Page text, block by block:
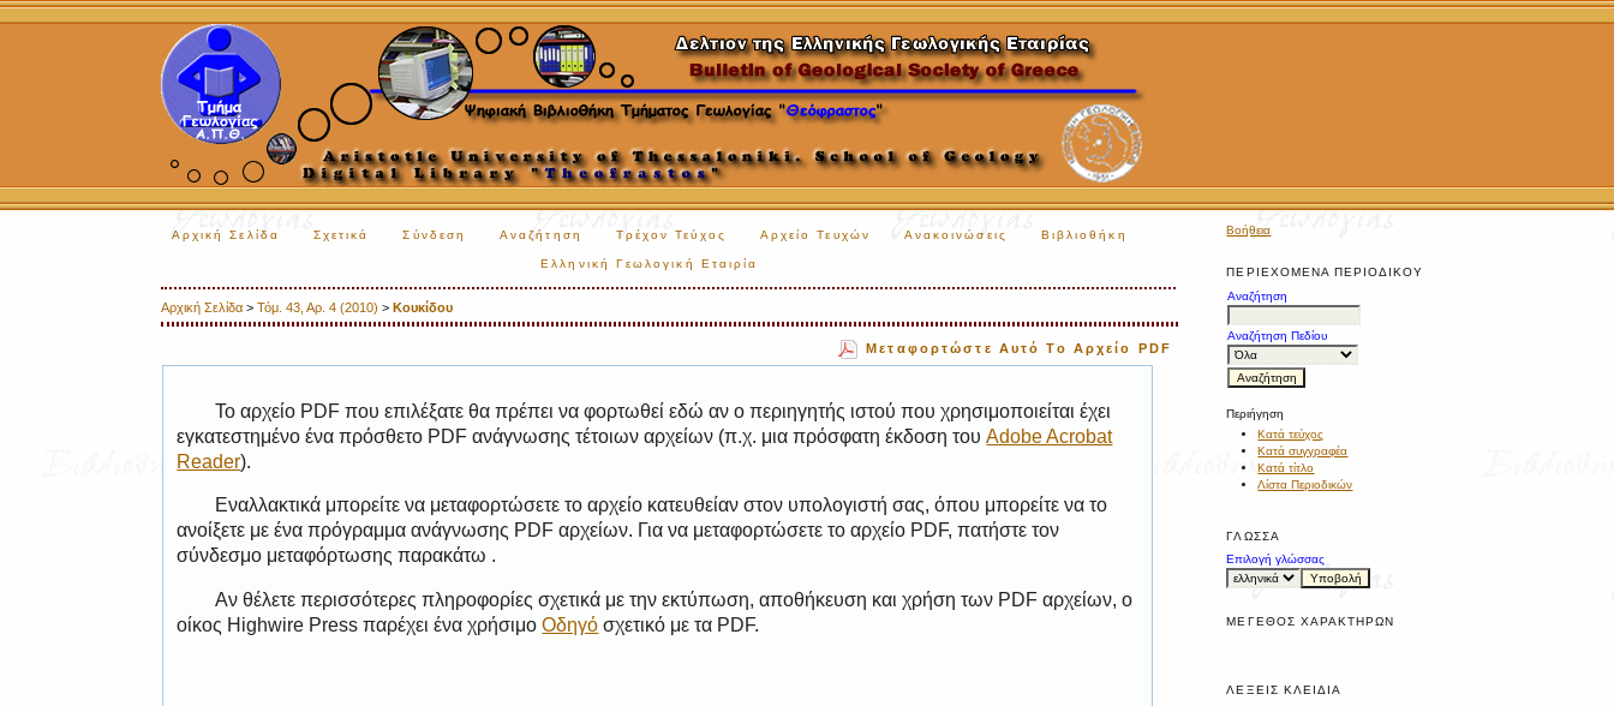
Βοήθεια
ΠΕΡΙΕΧΌΜΕΝΑ ΠΕΡΙΟΔΙΚΟΎ
Αναζήτηση
Αναζήτηση Πεδίου
Περιήγηση
Κατά τεύχος
Κατά συγγραφέα
Κατά τίτλο
Λίστα Περιοδικών
ΓΛΏΣΣΑ
Επιλογή γλώσσας
ΜΈΓΕΘΟΣ ΧΑΡΑΚΤΉΡΩΝ
ΛΈΞΕΙΣ ΚΛΕΙΔΙΆ
Αρχική Σελίδα Σχετικά Σύνδεση Αναζήτηση Τρέχον Τεύχος Αρχείο Τευχών Ανακοινώσεις Βιβλιοθήκη
Ελληνική Γεωλογική Εταιρία
Αρχική Σελίδα >Τόμ. 43, Αρ. 4 (2010) >Κουκίδου
Μεταφορτώστε Αυτό Το Αρχείο PDF
Το αρχείο PDF που επιλέξατε θα πρέπει να φορτωθεί εδώ αν ο περιηγητής ιστού που χρησιμοποιείται έχει
εγκατεστημένο ένα πρόσθετο PDF ανάγνωσης τέτοιων αρχείων (π.χ. μια πρόσφατη έκδοση τουAdobe Acrobat
Reader).
Εναλλακτικά μπορείτε να μεταφορτώσετε το αρχείο κατευθείαν στον υπολογιστή σας, όπου μπορείτε να το
ανοίξετε με ένα πρόγραμμα ανάγνωσης PDF αρχείων. Για να μεταφορτώσετε το αρχείο PDF, πατήστε τον
σύνδεσμο μεταφόρτωσης παρακάτω .
Αν θέλετε περισσότερες πληροφορίες σχετικά με την εκτύπωση, αποθήκευση και χρήση των PDF αρχείων, ο
οίκος Highwire Press παρέχει ένα χρήσιμοΟδηγό σχετικό με τα PDF.